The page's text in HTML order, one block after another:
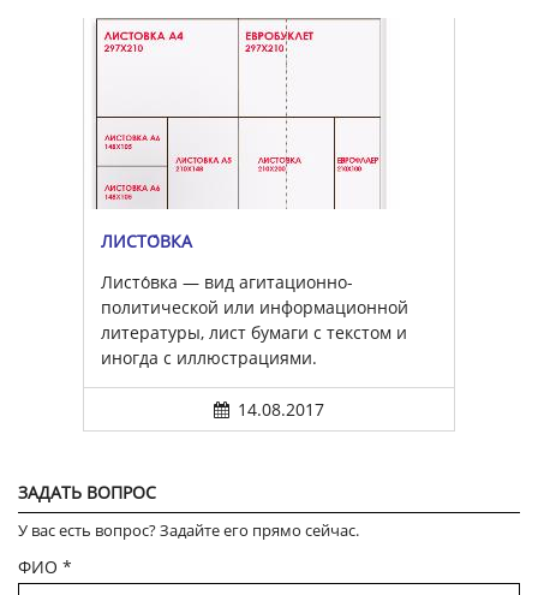
ЛИСТО́ВКА
Листо́вка — вид агитационно-
политической или информационной
литературы, лист бумаги с текстом и
иногда с иллюстрациями.
14.08.2017
ЗАДАТЬ ВОПРОС
У вас есть вопрос? Задайте его прямо сейчас.
ФИО *